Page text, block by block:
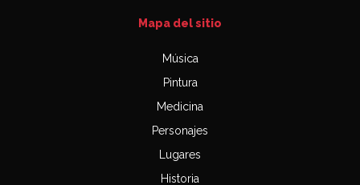
Mapa del sitio
Música
Pintura
Medicina
Personajes
Lugares
Historia